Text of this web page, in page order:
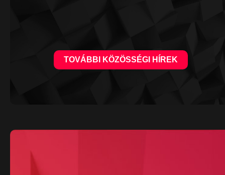
TOVÁBBI KÖZÖSSÉGI HÍREK